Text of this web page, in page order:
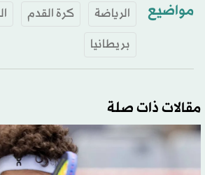
مواضيع الرياضة كرة القدم
بريطانيا
مقالات ذات صلة